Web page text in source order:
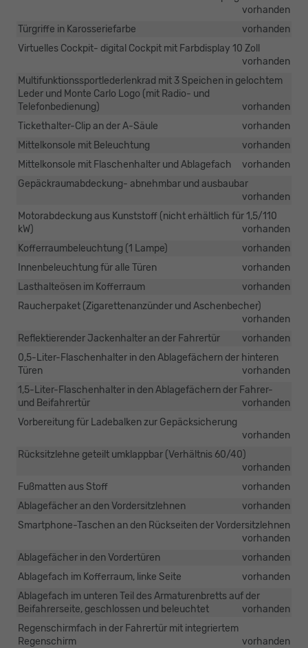
vorhanden
Türgriffe in Karosseriefarbe
vorhanden
Virtuelles Cockpit- digital Cockpit mit Farbdisplay 10 Zoll
vorhanden
Multifunktionssportlederlenkrad mit 3 Speichen in gelochtem
Leder und Monte Carlo Logo (mit Radio- und
Telefonbedienung)
vorhanden
Tickethalter-Clip an der A-Säule
vorhanden
Mittelkonsole mit Beleuchtung
vorhanden
Mittelkonsole mit Flaschenhalter und Ablagefach
vorhanden
Gepäckraumabdeckung- abnehmbar und ausbaubar
vorhanden
Motorabdeckung aus Kunststoff (nicht erhältlich für 1,5/110
kW)
vorhanden
Kofferraumbeleuchtung (1 Lampe)
vorhanden
Innenbeleuchtung für alle Türen
vorhanden
Lasthalteösen im Kofferraum
vorhanden
Raucherpaket (Zigarettenanzünder und Aschenbecher)
vorhanden
Reflektierender Jackenhalter an der Fahrertür
vorhanden
0,5-Liter-Flaschenhalter in den Ablagefächern der hinteren
Türen
vorhanden
1,5-Liter-Flaschenhalter in den Ablagefächern der Fahrer-
und Beifahrertür
vorhanden
Vorbereitung für Ladebalken zur Gepäcksicherung
vorhanden
Rücksitzlehne geteilt umklappbar (Verhältnis 60/40)
vorhanden
Fußmatten aus Stoff
vorhanden
Ablagefächer an den Vordersitzlehnen
vorhanden
Smartphone-Taschen an den Rückseiten der Vordersitzlehnen
vorhanden
Ablagefächer in den Vordertüren
vorhanden
Ablagefach im Kofferraum, linke Seite
vorhanden
Ablagefach im unteren Teil des Armaturenbretts auf der
Beifahrerseite, geschlossen und beleuchtet
vorhanden
Regenschirmfach in der Fahrertür mit integriertem
Regenschirm
vorhanden